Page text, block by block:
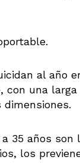
al año
con una
35 años son
los